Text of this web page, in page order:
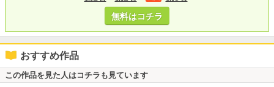
無料はコチラ
おすすめ作品
この作品を見た人はコチラも見ています